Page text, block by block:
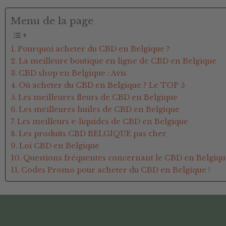
Menu de la page
Pourquoi acheter du CBD en Belgique ?
La meilleure boutique en ligne de CBD en Belgique
CBD shop en Belgique : Avis
Où acheter du CBD en Belgique ? Le TOP 5
Les meilleures fleurs de CBD en Belgique
Les meilleures huiles de CBD en Belgique
Les meilleurs e-liquides de CBD en Belgique
Les produits CBD BELGIQUE pas cher
Loi CBD en Belgique
Questions fréquentes concernant le CBD en
Codes Promo pour acheter du CBD en Belgique !